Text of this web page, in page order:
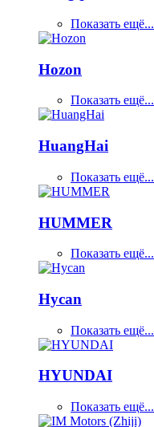
Показать ещё...
Hozon
Показать ещё...
HuangHai
Показать ещё...
HUMMER
Показать ещё...
Hycan
Показать ещё...
HYUNDAI
Показать ещё...